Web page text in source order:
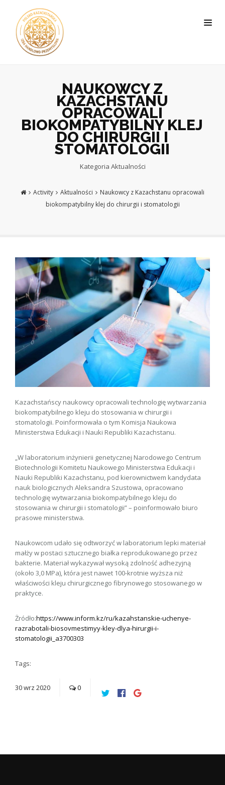
NAUKOWCY Z
KAZACHSTANU
OPRACOWALI
BIOKOMPATYBILNY KLEJ
DO CHIRURGII I
STOMATOLOGII
Kategoria Aktualności
Activity Aktualności
Naukowcy z Kazachstanu opracowali
biokompatybilny klej do chirurgii i stomatologii
Kazachstańscy naukowcy opracowali technologię wytwarzania
biokompatybilnego kleju do stosowania w chirurgii i
stomatologii. Poinformowała o tym Komisja Naukowa
Ministerstwa Edukacji i Nauki Republiki Kazachstanu.
„W laboratorium inżynierii genetycznej Narodowego Centrum
Biotechnologii Komitetu Naukowego Ministerstwa Edukacji i
Nauki Republiki Kazachstanu, pod kierownictwem kandydata
nauk biologicznych Aleksandra Szustowa, opracowano
technologię wytwarzania biokompatybilnego kleju do
stosowania w chirurgii i stomatologii” – poinformowało biuro
prasowe ministerstwa.
Naukowcom udało się odtworzyć w laboratorium lepki materiał
małży w postaci sztucznego białka reprodukowanego przez
bakterie. Materiał wykazywał wysoką zdolność adhezyjną
(około 3,0 MPa), która jest nawet 100-krotnie wyższa niż
właściwości kleju chirurgicznego fibrynowego stosowanego w
praktyce.
Żródło:https://www.inform.kz/ru/kazahstanskie-uchenye-
razrabotali-biosovmestimyy-kley-dlya-hirurgii-i-
stomatologii_a3700303
Tags:
30wrz 2020 0